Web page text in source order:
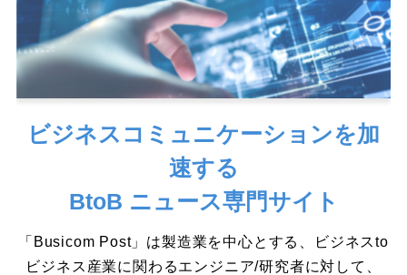
ビジネスコミュニケーションを加
速する
BtoB ニュース専門サイト
「Busicom Post」は製造業を中心とする、ビジネスto
ビジネス産業に関わるエンジニア/研究者に対して、